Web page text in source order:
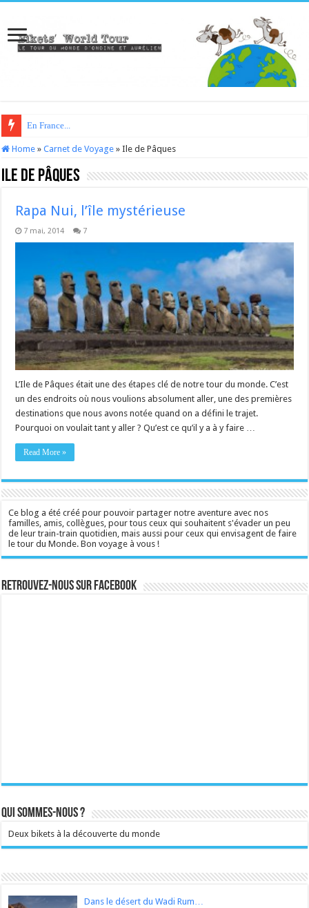
En France...
Home » Carnet de Voyage » Ile de Pâques
Ile de Pâques
Rapa Nui, l’île mystérieuse
7 mai, 2014 7
L’Ile de Pâques était une des étapes clé de notre tour du monde. C’est
un des endroits où nous voulions absolument aller, une des premières
destinations que nous avons notée quand on a défini le trajet.
Pourquoi on voulait tant y aller ? Qu’est ce qu’il y a à y faire …
Read More »
Ce blog a été créé pour pouvoir partager notre aventure avec nos
familles, amis, collègues, pour tous ceux qui souhaitent s'évader un peu
de leur train-train quotidien, mais aussi pour ceux qui envisagent de faire
le tour du Monde. Bon voyage à vous !
Retrouvez-nous sur Facebook
Qui sommes-nous ?
Deux bikets à la découverte du monde
Dans le désert du Wadi Rum…